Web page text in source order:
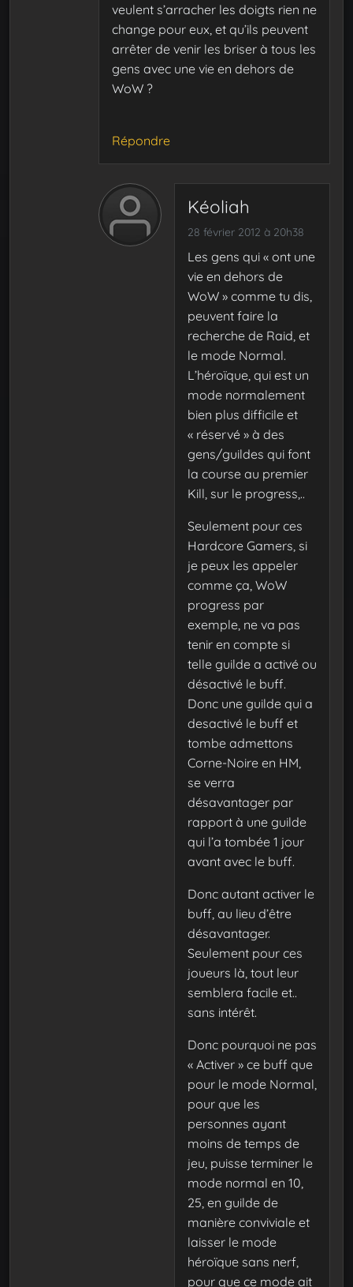
veulent s’arracher les doigts rien ne
change pour eux, et qu’ils peuvent
arrêter de venir les briser à tous les
gens avec une vie en dehors de
WoW ?
Répondre
Kéoliah
28 février 2012 à 20h38
Les gens qui « ont une
vie en dehors de
WoW » comme tu dis,
peuvent faire la
recherche de Raid, et
le mode Normal.
L’héroïque, qui est un
mode normalement
bien plus difficile et
« réservé » à des
gens/guildes qui font
la course au premier
Kill, sur le progress,..
Seulement pour ces
Hardcore Gamers, si
je peux les appeler
comme ça, WoW
progress par
exemple, ne va pas
tenir en compte si
telle guilde a activé ou
désactivé le buff.
Donc une guilde qui a
desactivé le buff et
tombe admettons
Corne-Noire en HM,
se verra
désavantager par
rapport à une guilde
qui l’a tombée 1 jour
avant avec le buff.
Donc autant activer le
buff, au lieu d’être
désavantager.
Seulement pour ces
joueurs là, tout leur
semblera facile et..
sans intérêt.
Donc pourquoi ne pas
« Activer » ce buff que
pour le mode Normal,
pour que les
personnes ayant
moins de temps de
jeu, puisse terminer le
mode normal en 10,
25, en guilde de
manière conviviale et
laisser le mode
héroïque sans nerf,
pour que ce mode ait